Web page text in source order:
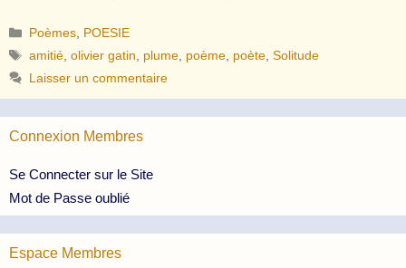
Catégories
Poèmes POESIE
Étiquettes
amitié ,olivier gatin plume poème poète ,Solitude
Laisser un commentaire
Connexion Membres
Se Connecter sur le Site
Mot de Passe oublié
Espace Membres